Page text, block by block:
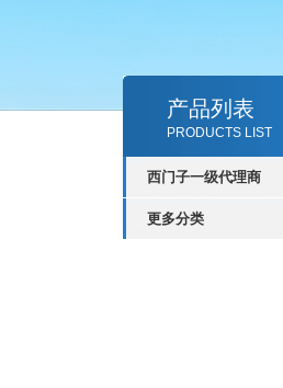
产品列表
PRODUCTS LIST
西门子一级代理商
更多分类